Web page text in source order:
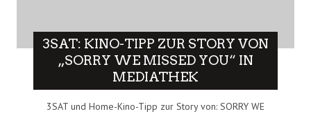
3SAT: KINO-TIPP ZUR STORY VON
„SORRY WE MISSED YOU“ IN
MEDIATHEK
3SAT und Home-Kino-Tipp zur Story von: SORRY WE